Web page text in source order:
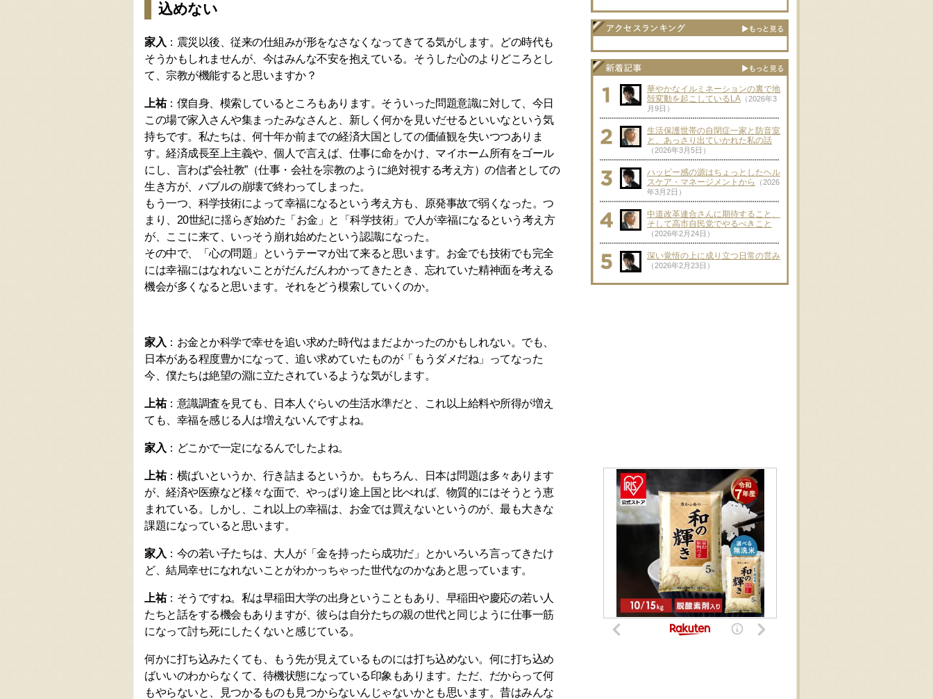
込めない
家入 ：震災以後、従来の仕組みが形をなさなくなってきてる気がします。どの時代も
そうかもしれませんが、今はみんな不安を抱えている。そうした心のよりどころとし
て、宗教が機能すると思いますか？
上祐：僕自身、模索しているところもあります。そういった問題意識に対して、今日
この場で家入さんや集まったみなさんと、新しく何かを見いだせるといいなという気
持ちです。私たちは、何十年か前までの経済大国としての価値観を失いつつありま
す。経済成長至上主義や、個人で言えば、仕事に命をかけ、マイホーム所有をゴール
にし、言わば“会社教”（仕事・会社を宗教のように絶対視する考え方）の信者としての
生き方が、バブルの崩壊で終わってしまった。
もう一つ、科学技術によって幸福になるという考え方も、原発事故で弱くなった。つ
まり、20世紀に揺らぎ始めた「お金」と「科学技術」で人が幸福になるという考え方
が、ここに来て、いっそう崩れ始めたという認識になった。
その中で、「心の問題」というテーマが出て来ると思います。お金でも技術でも完全
には幸福にはなれないことがだんだんわかってきたとき、忘れていた精神面を考える
機会が多くなると思います。それをどう模索していくのか。
家入 ：お金とか科学で幸せを追い求めた時代はまだよかったのかもしれない。でも、
日本がある程度豊かになって、追い求めていたものが「もうダメだね」ってなった
今、僕たちは絶望の淵に立たされているような気がします。
上祐：意識調査を見ても、日本人ぐらいの生活水準だと、これ以上給料や所得が増え
ても、幸福を感じる人は増えないんですよね。
家入 ：どこかで一定になるんでしたよね。
上祐：横ばいというか、行き詰まるというか。もちろん、日本は問題は多々あります
が、経済や医療など様々な面で、やっぱり途上国と比べれば、物質的にはそうとう恵
まれている。しかし、これ以上の幸福は、お金では買えないというのが、最も大きな
課題になっていると思います。
家入 ：今の若い子たちは、大人が「金を持ったら成功だ」とかいろいろ言ってきたけ
ど、結局幸せになれないことがわかっちゃった世代なのかなあと思っています。
上祐：そうですね。私は早稲田大学の出身ということもあり、早稲田や慶応の若い人
たちと話をする機会もありますが、彼らは自分たちの親の世代と同じように仕事一筋
になって討ち死にしたくないと感じている。
何かに打ち込みたくても、もう先が見えているものには打ち込めない。何に打ち込め
ばいいのわからなくて、待機状態になっている印象もあります。ただ、だからって何
もやらないと、見つかるものも見つからないんじゃないかとも思います。昔はみんな
華やかなイルミネーションの裏で地
殻変動を起こしているLA （2026年3
月9日）
生活保護世帯の自閉症一家と防音室
と、あっさり出ていかれた私の話
（2026年3月5日）
ハッピー感の源はちょっとしたヘル
スケア・マネージメントから
（2026
年3月2日）
中道改革連合さんに期待すること、
そして高市自民党でやるべきこと
（2026年2月24日）
深い覚悟の上に成り立つ日常の営み
（2026年2月23日）